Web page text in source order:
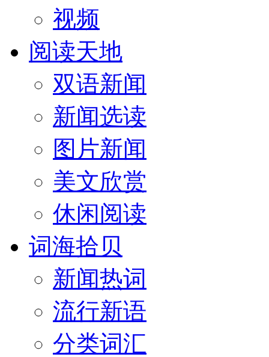
视频
阅读天地
双语新闻
新闻选读
图片新闻
美文欣赏
休闲阅读
词海拾贝
新闻热词
流行新语
分类词汇